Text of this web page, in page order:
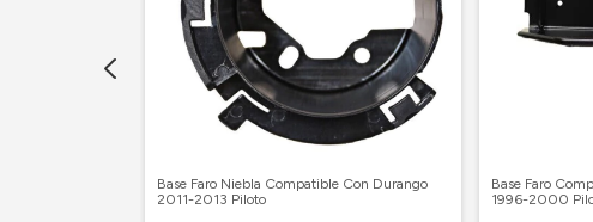
Base Faro Niebla Compatible Con Durango
2011-2013 Piloto
Base Faro
1996-2000